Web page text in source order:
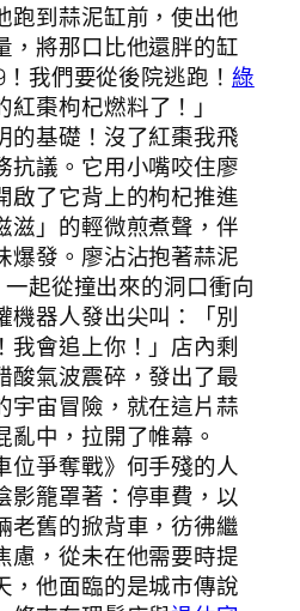
跑到蒜泥缸前，使出他
，將那口比他還胖的缸
我們要從後院逃跑！ 綠
紅棗枸杞燃料了！」
的基礎！沒了紅棗我飛
抗議。它用小嘴咬住廖
啟了它背上的枸杞推進
滋」的輕微煎煮聲，伴
爆發。廖沾沾抱著蒜泥
起從撞出來的洞口衝向
機器人發出尖叫：「別
我會追上你！」店內剩
酸氣波震碎，發出了最
宇宙冒險，就在這片蒜
中，拉開了帷幕。
位爭奪戰》何手殘的人
影籠罩著：停車費，以
老舊的掀背車，彷彿繼
慮，從未在他需要時提
，他面臨的是城市傳說